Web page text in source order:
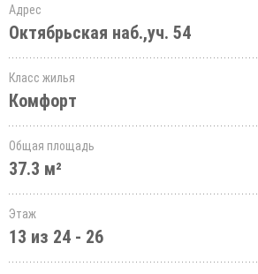
Адрес
Октябрьская наб.,уч. 54
Класс жилья
Комфорт
Общая площадь
37.3 м²
Этаж
13 из 24 - 26